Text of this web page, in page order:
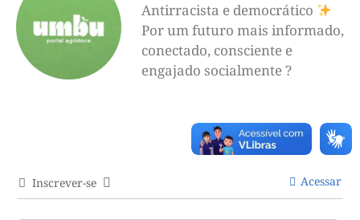
Antirracista e democrático
Por um futuro mais informado,
conectado, consciente e
engajado socialmente ?
Inscrever-se Acessar